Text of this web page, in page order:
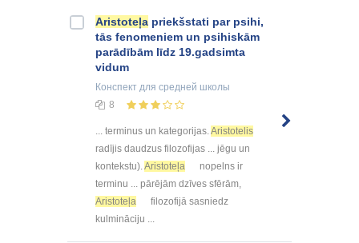
Aristoteļa priekšstati par psihi,
tās fenomeniem un psihiskām
parādībām līdz 19.gadsimta
vidum
Конспект для средней школы
8
... terminus un kategorijas.Aristotelis
radījis daudzus filozofijas ... jēgu un
kontekstu).Aristoteļa
nopelns ir
terminu ... pārējām dzīves sfērām,
Aristoteļa
filozofijā sasniedz
kulmināciju ...